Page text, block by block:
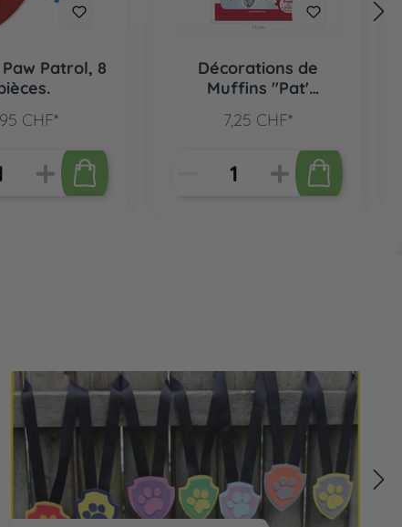
Patrol, 8
CHF*
Décorations de
Muffins "Pat'
7,25 CHF*